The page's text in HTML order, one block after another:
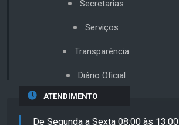
Secretarias
Serviços
Transparência
Diário Oficial
ATENDIMENTO
De Segunda a Sexta 08:00 às 13:00